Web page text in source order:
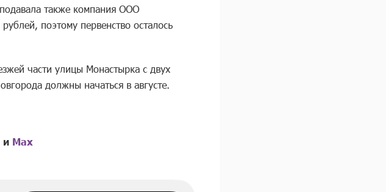
также компания ООО
поэтому первенство осталось
части улицы Монастырка с двух
должны начаться в августе.
и Mах